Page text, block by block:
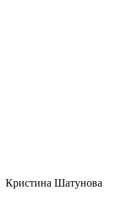
Кристина Шатунова